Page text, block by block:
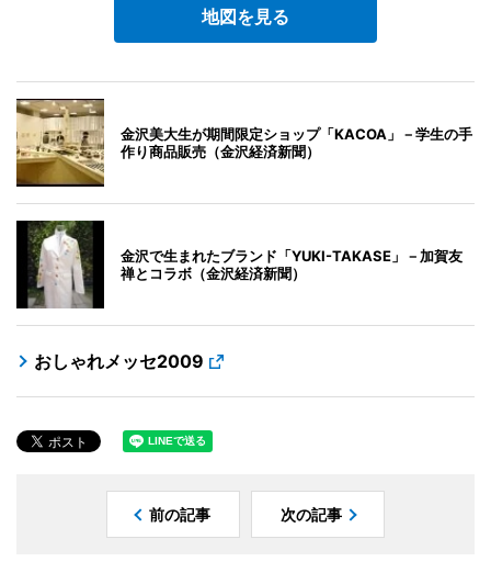
地図を見る
金沢美大生が期間限定ショップ「KACOA」－学生の手
作り商品販売（金沢経済新聞）
金沢で生まれたブランド「YUKI-TAKASE」－加賀友
禅とコラボ（金沢経済新聞）
おしゃれメッセ2009
前の記事 次の記事